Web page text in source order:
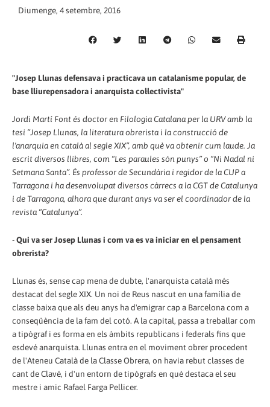
Diumenge, 4 setembre, 2016
"Josep Llunas defensava i practicava un catalanisme popular, de
base lliurepensadora i anarquista col·lectivista"
Jordi Martí Font és doctor en Filologia Catalana per la URV amb la
tesi “Josep Llunas, la literatura obrerista i la construcció de
l'anarquia en català al segle XIX”, amb què va obtenir cum laude. Ja
escrit diversos llibres, com “Les paraules són punys” o “Ni Nadal ni
Setmana Santa”. És professor de Secundària i regidor de la CUP a
Tarragona i ha desenvolupat diversos càrrecs a la CGT de Catalunya
i de Tarragona, alhora que durant anys va ser el coordinador de la
revista “Catalunya”.
-Qui va ser Josep Llunas i com va es va iniciar en el pensament
obrerista?
Llunas és, sense cap mena de dubte, l'anarquista català més
destacat del segle XIX. Un noi de Reus nascut en una família de
classe baixa que als deu anys ha d'emigrar cap a Barcelona com a
conseqüència de la fam del cotó. A la capital, passa a treballar com
a tipògraf i es forma en els àmbits republicans i federals fins que
esdevé anarquista. Llunas entra en el moviment obrer procedent
de l'Ateneu Català de la Classe Obrera, on havia rebut classes de
cant de Clavé, i d'un entorn de tipògrafs en què destaca el seu
mestre i amic Rafael Farga Pellicer.